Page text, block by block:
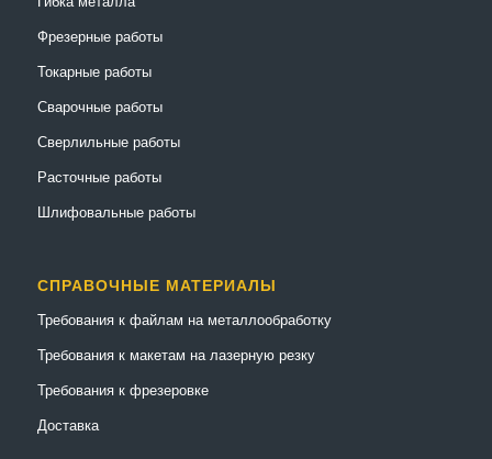
Фрезерные работы
Токарные работы
Сварочные работы
Сверлильные работы
Расточные работы
Шлифовальные работы
СПРАВОЧНЫЕ МАТЕРИАЛЫ
Требования к файлам на металлообработку
Требования к макетам на лазерную резку
Требования к фрезеровке
Доставка